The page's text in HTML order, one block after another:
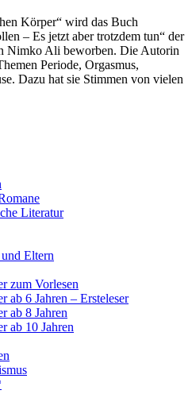
Körper“ wird das Buch
– Es jetzt aber trotzdem tun“ der
Nimko Ali beworben. Die Autorin
Periode, Orgasmus,
Dazu hat sie Stimmen von vielen
Literatur
Eltern
zum Vorlesen
ab 6 Jahren – Ersteleser
ab 8 Jahren
ab 10 Jahren